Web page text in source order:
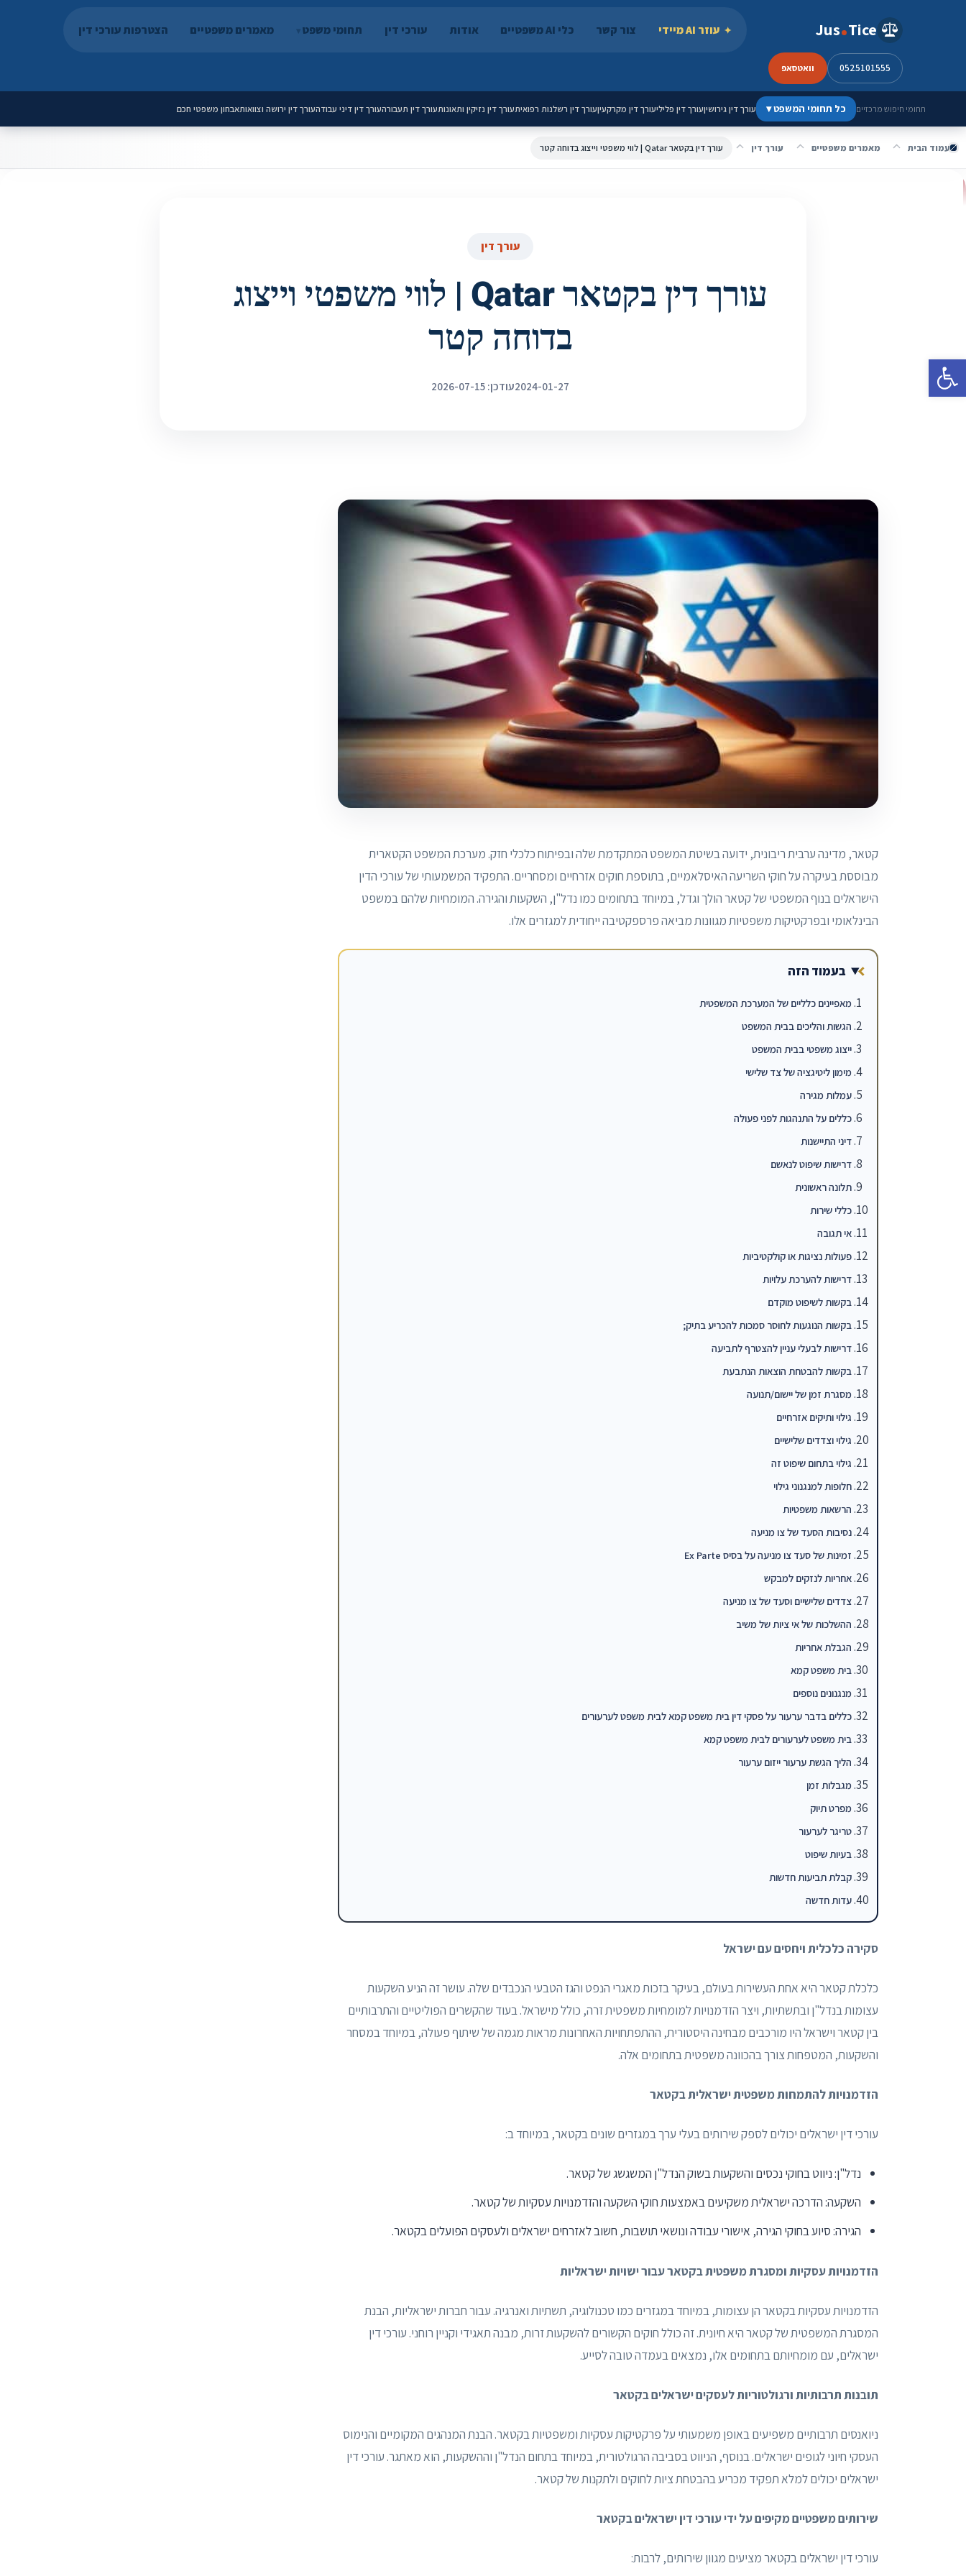
פתח סרגל נגישות
Jus Tice עוזר AI מיידי צור קשר כלי AI משפטיים אודות עורכי דין תחומי משפט מאמרים משפטיים הצטרפות עורכי דין
0525101555 וואטסאפ
תחומי חיפוש מרכזיים כל תחומי המשפט▾ עורך דין גירושיןעורך דין פליליעורך דין מקרקעיןעורך דין רשלנות רפואיתעורך דין נזיקין ותאונותעורך דין תעבורהעורך דין דיני עבודהעורך דין ירושה וצוואותאבחון משפטי חכם
עמוד הבית מאמרים משפטיים עורך דין עורך דין בקטאר Qatar | לווי משפטי וייצוג בדוחה קטר
עורך דין
עורך דין בקטאר Qatar | לווי משפטי וייצוג
בדוחה קטר
2024-01-27עודכן: 2026-07-15
קטאר, מדינה ערבית ריבונית, ידועה בשיטת המשפט המתקדמת שלה ובפיתוח כלכלי חזק. מערכת המשפט הקטארית
מבוססת בעיקרה על חוקי השריעה האיסלאמיים, בתוספת חוקים אזרחיים ומסחריים. התפקיד המשמעותי של עורכי הדין
הישראלים בנוף המשפטי של קטאר הולך וגדל, במיוחד בתחומים כמו נדל"ן, השקעות והגירה. המומחיות שלהם במשפט
הבינלאומי ובפרקטיקות משפטיות מגוונות מביאה פרספקטיבה ייחודית למגזרים אלו.
בעמוד הזה
מאפיינים כלליים של המערכת המשפטית
הגשות והליכים בבית המשפט
ייצוג משפטי בבית המשפט
מימון ליטיגציה של צד שלישי
עמלות מגירה
כללים על התנהגות לפני פעולה
דיני התיישנות
דרישות שיפוט לנאשם
תלונה ראשונית
כללי שירות
אי תגובה
פעולות נציגות או קולקטיביות
דרישות להערכת עלויות
בקשות לשיפוט מוקדם
בקשות הנוגעות לחוסר סמכות להכריע בתיק;
דרישות לבעלי עניין להצטרף לתביעה
בקשות להבטחת הוצאות הנתבעת
מסגרת זמן של יישום/תנועה
גילוי ותיקים אזרחיים
גילוי וצדדים שלישיים
גילוי בתחום שיפוט זה
חלופות למנגנוני גילוי
הרשאות משפטיות
נסיבות הסעד של צו מניעה
זמינות של סעד צו מניעה על בסיס Ex Parte
אחריות לנזקים למבקש
צדדים שלישיים וסעד של צו מניעה
ההשלכות של אי ציות של משיב
הגבלת אחריות
בית משפט קמא
מנגנונים נוספים
כללים בדבר ערעור על פסקי דין בית משפט קמא לבית משפט לערעורים
בית משפט לערעורים לבית משפט קמא
הליך הגשת ערעור ייזום ערעור
מגבלות זמן
מפרט תיוק
טריגר לערעור
בעיות שיפוט
קבלת תביעות חדשות
עדות חדשה
סקירה כלכלית ויחסים עם ישראל
כלכלת קטאר היא אחת העשירות בעולם, בעיקר בזכות מאגרי הנפט והגז הטבעי הנכבדים שלה. עושר זה הניע השקעות
עצומות בנדל"ן ובתשתיות, ויצר הזדמנויות למומחיות משפטית זרה, כולל מישראל. בעוד שהקשרים הפוליטיים והתרבותיים
בין קטאר וישראל היו מורכבים מבחינה היסטורית, ההתפתחויות האחרונות מראות מגמה של שיתוף פעולה, במיוחד במסחר
והשקעות, המטפחות צורך בהכוונה משפטית בתחומים אלה.
הזדמנויות להתמחות משפטית ישראלית בקטאר
עורכי דין ישראלים יכולים לספק שירותים בעלי ערך במגזרים שונים בקטאר, במיוחד ב:
נדל"ן: ניווט בחוקי נכסים והשקעות בשוק הנדל"ן המשגשג של קטאר.
השקעה: הדרכה ישראלית משקיעים באמצעות חוקי השקעה והזדמנויות עסקיות של קטאר.
הגירה: סיוע בחוקי הגירה, אישורי עבודה ונושאי תושבות, חשוב לאזרחים ישראלים ולעסקים הפועלים בקטאר.
הזדמנויות עסקיות ומסגרת משפטית בקטאר עבור ישויות ישראליות
הזדמנויות עסקיות בקטאר הן עצומות, במיוחד במגזרים כמו טכנולוגיה, תשתיות ואנרגיה. עבור חברות ישראליות, הבנת
המסגרת המשפטית של קטאר היא חיונית. זה כולל חוקים הקשורים להשקעות זרות, מבנה תאגידי וקניין רוחני. עורכי דין
ישראלים, עם מומחיותם בתחומים אלו, נמצאים בעמדה טובה לסייע.
תובנות תרבותיות ורגולטוריות לעסקים ישראלים בקטאר
ניואנסים תרבותיים משפיעים באופן משמעותי על פרקטיקות עסקיות ומשפטיות בקטאר. הבנת המנהגים המקומיים והנימוס
העסקי חיוני לגופים ישראלים. בנוסף, הניווט בסביבה הרגולטורית, במיוחד בתחום הנדל"ן וההשקעות, הוא מאתגר. עורכי דין
ישראלים יכולים למלא תפקיד מכריע בהבטחת ציות לחוקים ולתקנות של קטאר.
שירותים משפטיים מקיפים על ידי עורכי דין ישראלים בקטאר
עורכי דין ישראלים בקטאר מציעים מגוון שירותים, לרבות: